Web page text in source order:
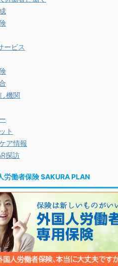
ービス
機関
ト
ア情報
探訪
労働者保険 SAKURA PLAN